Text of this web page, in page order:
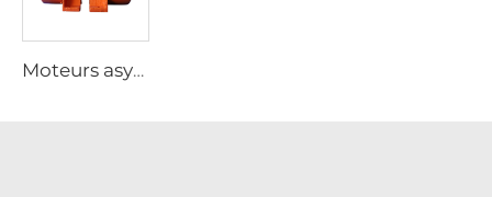
Moteurs asynchrones triphasés antidéflagrants de la série YBZU pour sources de vibration